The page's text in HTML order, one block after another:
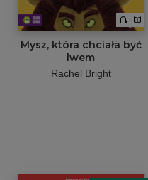
Mysz, która chciała być
lwem
Rachel Bright